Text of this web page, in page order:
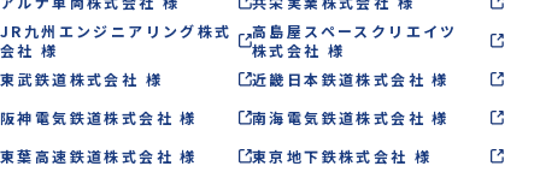
JR九州エンジニアリング株式
会社 様
高島屋スペースクリエイツ
株式会社 様
東武鉄道株式会社 様
近畿日本鉄道株式会社 様
阪神電気鉄道株式会社 様
南海電気鉄道株式会社 様
東葉高速鉄道株式会社 様
東京地下鉄株式会社 様